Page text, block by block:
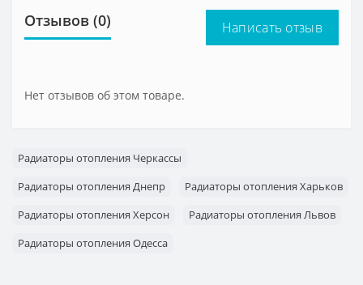
Отзывов (0) Написать отзыв
Нет отзывов об этом товаре.
Радиаторы отопления Черкассы
Радиаторы отопления Днепр
Радиаторы отопления Харьков
Радиаторы отопления Херсон
Радиаторы отопления Львов
Радиаторы отопления Одесса